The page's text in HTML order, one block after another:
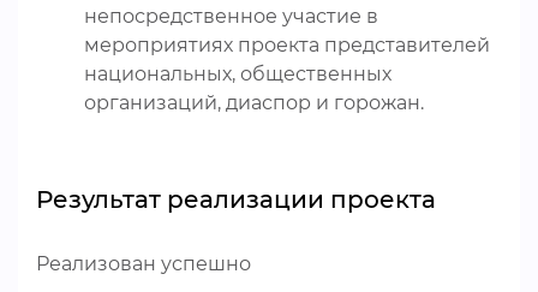
непосредственное участие в
мероприятиях проекта представителей
национальных, общественных
организаций, диаспор и горожан.
Результат реализации проекта
Реализован успешно